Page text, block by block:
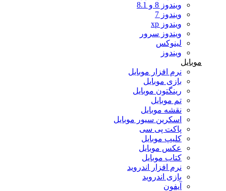
ویندوز 8 و 8.1
ویندوز 7
ویندوز xp
ویندوز سرور
لینوکس
ویندوز
موبایل
نرم افزار موبایل
بازی موبایل
رینگتون موبایل
تم موبایل
نقشه موبایل
اسکرین سیور موبایل
پاکت پی سی
کلیپ موبایل
عکس موبایل
کتاب موبایل
نرم افزار اندروید
بازی اندروید
آیفون